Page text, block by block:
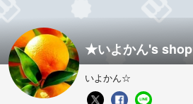
★いよかん's shop
いよかん☆